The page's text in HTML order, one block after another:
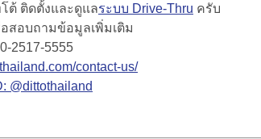
ต้ ติดตั้งและดูแลระบบ Drive-Thru ครับ
สอบถามข้อมูลเพิ่มเติม
0-2517-5555
contact-us/
@dittothailand